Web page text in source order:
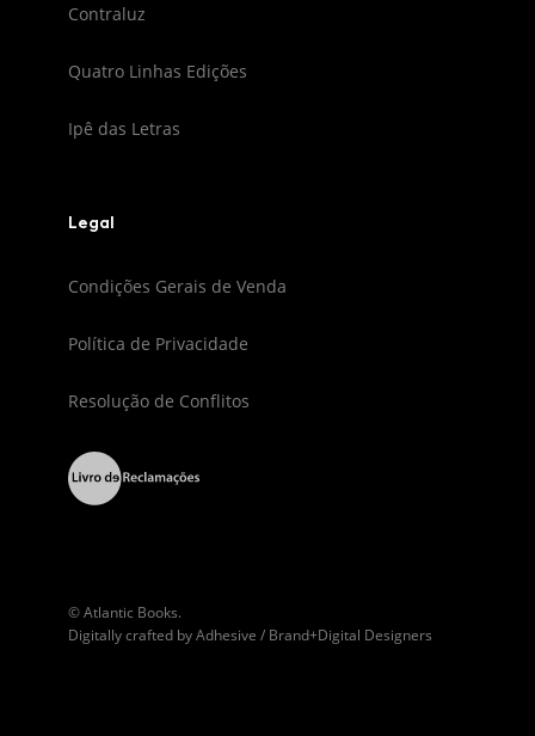
Contraluz
Quatro Linhas Edições
Ipê das Letras
Legal
Condições Gerais de Venda
Política de Privacidade
Resolução de Conflitos
© Atlantic Books.
Digitally crafted byAdhesive / Brand+Digital Designers